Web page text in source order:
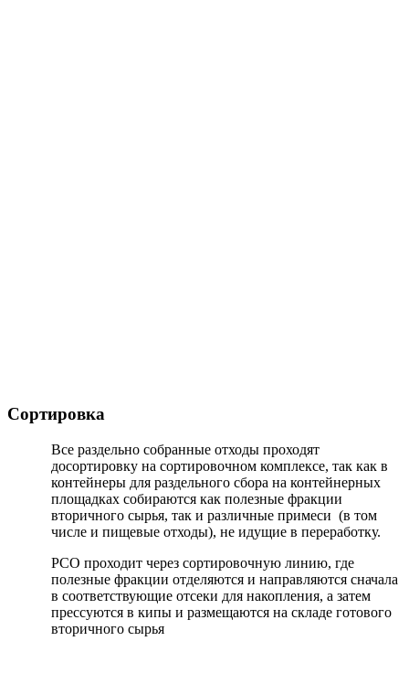
Сортировка
Все раздельно собранные отходы проходят
досортировку на сортировочном комплексе, так как в
контейнеры для раздельного сбора на контейнерных
площадках собираются как полезные фракции
вторичного сырья, так и различные примеси (в том
числе и пищевые отходы), не идущие в переработку.
РСО проходит через сортировочную линию, где
полезные фракции отделяются и направляются сначала
в соответствующие отсеки для накопления, а затем
прессуются в кипы и размещаются на складе готового
вторичного сырья